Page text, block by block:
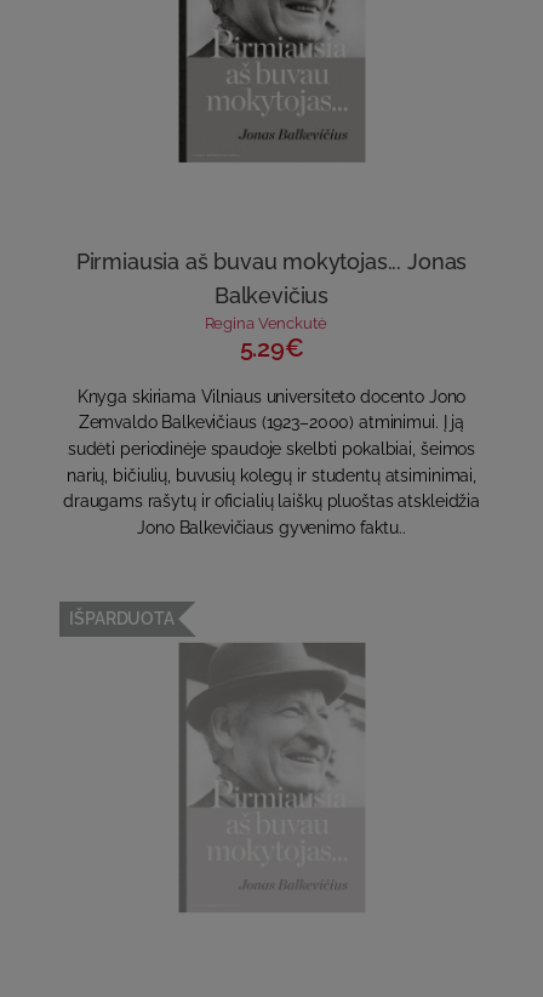
Pirmiausia aš buvau mokytojas... Jonas
Balkevičius
Regina Venckutė
5.29€
Knyga skiriama Vilniaus universiteto docento Jono
Zemvaldo Balkevičiaus (1923–2000) atminimui. Į ją
sudėti periodinėje spaudoje skelbti pokalbiai, šeimos
narių, bičiulių, buvusių kolegų ir studentų atsiminimai,
draugams rašytų ir oficialių laiškų pluoštas atskleidžia
Jono Balkevičiaus gyvenimo faktu..
IŠPARDUOTA